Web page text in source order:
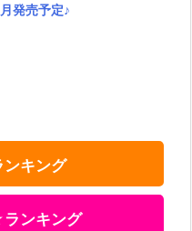
発売予定♪
キング
ンキング